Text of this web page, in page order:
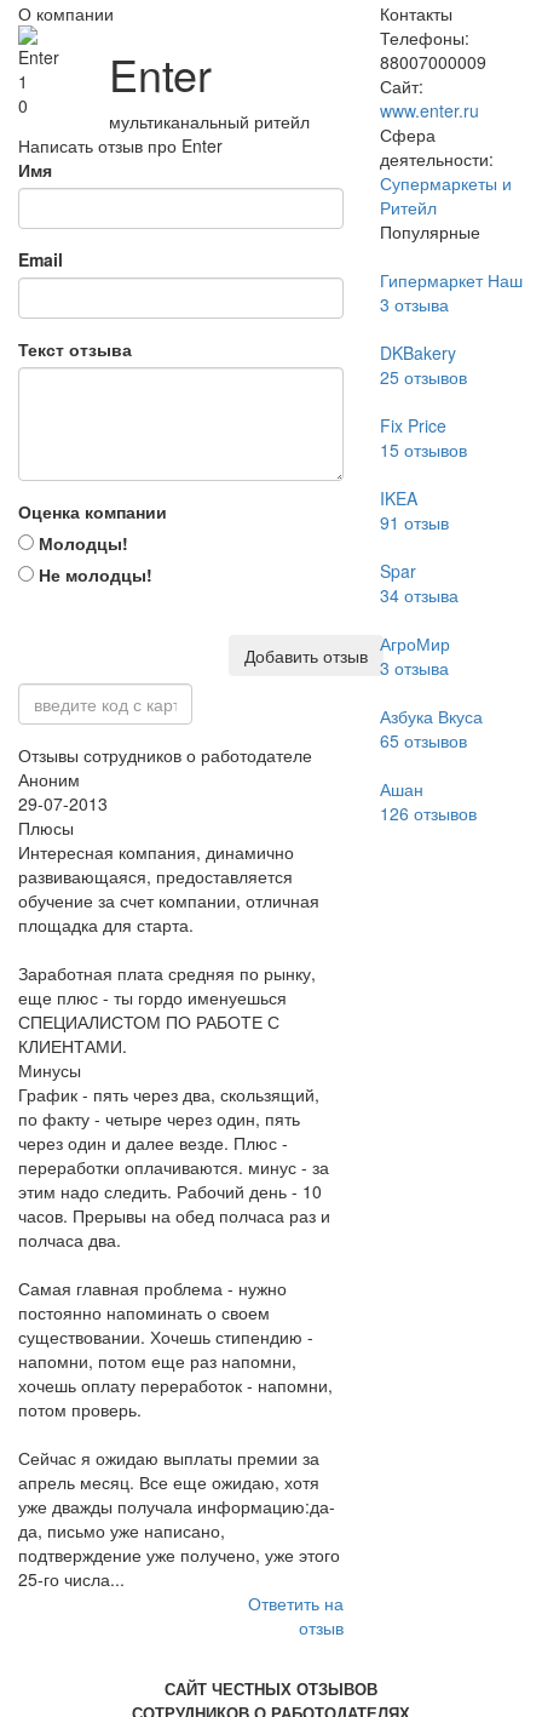
О компании
1
0
Enter
мультиканальный ритейл
Написать отзыв про Enter
Имя
Email
Текст отзыва
Оценка компании
Молодцы!
Не молодцы!
Добавить отзыв
Отзывы сотрудников о работодателе
Аноним
29-07-2013
Плюсы
Интересная компания, динамично
развивающаяся, предоставляется
обучение за счет компании, отличная
площадка для старта.
Заработная плата средняя по рынку,
еще плюс - ты гордо именуешься
СПЕЦИАЛИСТОМ ПО РАБОТЕ С
КЛИЕНТАМИ.
Минусы
График - пять через два, скользящий,
по факту - четыре через один, пять
через один и далее везде. Плюс -
переработки оплачиваются. минус - за
этим надо следить. Рабочий день - 10
часов. Прерывы на обед полчаса раз и
полчаса два.
Самая главная проблема - нужно
постоянно напоминать о своем
существовании. Хочешь стипендию -
напомни, потом еще раз напомни,
хочешь оплату переработок - напомни,
потом проверь.
Сейчас я ожидаю выплаты премии за
апрель месяц. Все еще ожидаю, хотя
уже дважды получала информацию:да-
да, письмо уже написано,
подтверждение уже получено, уже этого
25-го числа...
Ответить на
отзыв
Контакты
Телефоны:
88007000009
Сайт:
www.enter.ru
Сфера
деятельности:
Супермаркеты и
Ритейл
Популярные
Гипермаркет Наш
3 отзыва
DKBakery
25отзывов
Fix Price
15отзывов
IKEA
91 отзыв
Spar
34отзыва
АгроМир
3 отзыва
Азбука Вкуса
65отзывов
Ашан
126 отзывов
САЙТ ЧЕСТНЫХ ОТЗЫВОВ